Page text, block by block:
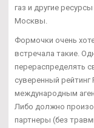
газ и другие
Москвы.
Формочки очень
встречала такие.
перераспределять
суверенный
международным
Либо должно
партнеры (без